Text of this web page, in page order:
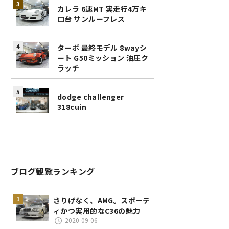
カレラ 6速MT 実走行4万キ
ロ台 サンルーフレス
ターボ 最終モデル 8wayシ
ート G50ミッション 油圧ク
ラッチ
dodge challenger
318cuin
ブログ観覧ランキング
さりげなく、AMG。スポーテ
ィかつ実用的なC36の魅力
2020-09-06